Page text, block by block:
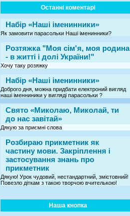
Останні коментарі
Набір «Наші іменинники»
Як замовити парасольки Наші іменинники?
Розтяжка "Моя сім'я, моя родина
- в житті і долі України!"
Хочу таку розяжку
Набір «Наші іменинники»
Доброго дня, можна придбати електроний вигляд
наші іменниники у вигляді парасольки ?
Свято «Миколаю, Миколай, ти
до нас завітай»
Дякую за приємні слова
Розбираю прикметник як
частину мови. Закріплення і
застосування знань про
прикметник
Дякую! Урок чудовий, нестандартний, змістовний!
Повезло діткам з такою творчою вчителькою!
Наша кнопка